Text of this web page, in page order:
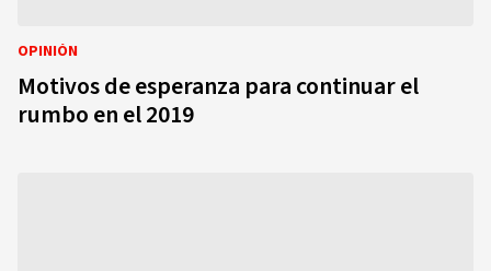
OPINIÓN
Motivos de esperanza para continuar el
rumbo en el 2019